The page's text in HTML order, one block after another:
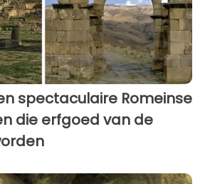
spectaculaire Romeinse
die erfgoed van de